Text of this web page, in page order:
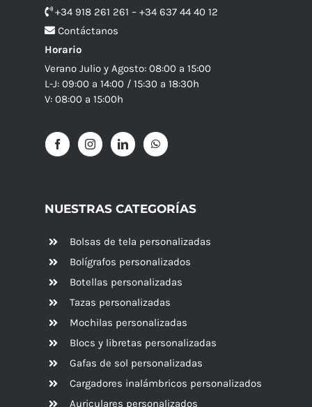
+34 918 261 261 – +34 637 44 40 12
Contáctanos
Horario
Verano Julio y Agosto: 08:00 a 15:00
L-J: 09:00 a 14:00 / 15:30 a 18:30h
V: 08:00 a 15:00h
NUESTRAS CATEGORÍAS
Bolsas de tela personalizadas
Bolígrafos personalizados
Botellas personalizadas
Tazas personalizadas
Mochilas personalizadas
Blocs y libretas personalizadas
Gafas de sol personalizadas
Cargadores inalámbricos personalizados
Auriculares personalizados